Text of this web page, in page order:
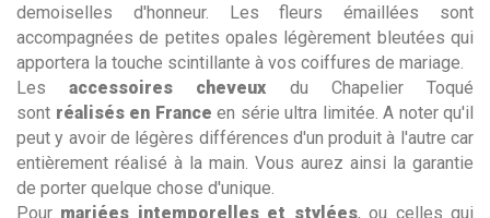
demoiselles d'honneur. Les fleurs émaillées sont
accompagnées de petites opales légèrement bleutées qui
apportera la touche scintillante à vos coiffures de mariage.
Lesaccessoires cheveux du Chapelier Toqué
sont réalisés en France en série ultra limitée. A noter qu'il
peut y avoir de légères différences d'un produit à l'autre car
entièrement réalisé à la main. Vous aurez ainsi la garantie
de porter quelque chose d'unique.
Pour mariées intemporelles et stylées, ou celles qui